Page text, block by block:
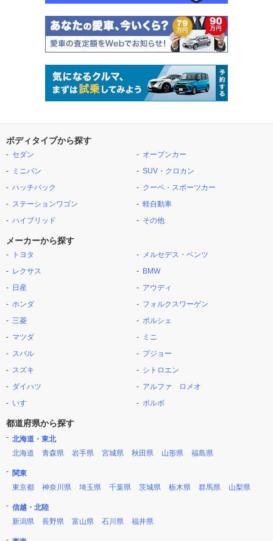
ボディタイプから探す
セダン
ミニバン
ハッチバック
ステーションワゴン
ハイブリッド
オープンカー
SUV・クロカン
クーペ・スポーツカー
軽自動車
その他
メーカーから探す
トヨタ
レクサス
日産
ホンダ
三菱
マツダ
スバル
スズキ
ダイハツ
いすゞ
メルセデス・ベンツ
BMW
アウディ
フォルクスワーゲン
ポルシェ
ミニ
プジョー
シトロエン
アルファ ロメオ
ボルボ
都道府県から探す
北海道・東北
北海道
青森県 岩手県 宮城県 秋田県 山形県 福島県
関東
東京都
神奈川県 埼玉県 千葉県 茨城県 栃木県 群馬県 山梨県
信越・北陸
新潟県
長野県 富山県 石川県 福井県